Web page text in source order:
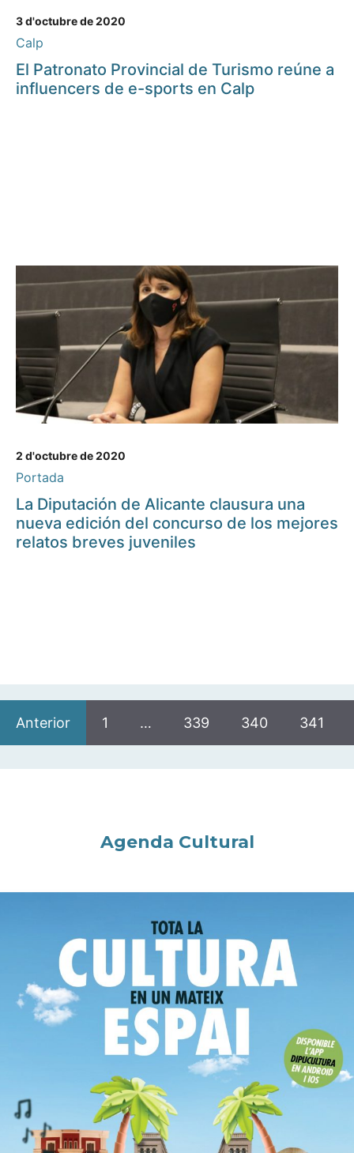
3 d'octubre de 2020
Calp
El Patronato Provincial de Turismo reúne a
influencers de e-sports en Calp
2 d'octubre de 2020
Portada
La Diputación de Alicante clausura una
nueva edición del concurso de los mejores
relatos breves juveniles
Anterior 1 … 339 340 341
Agenda Cultural